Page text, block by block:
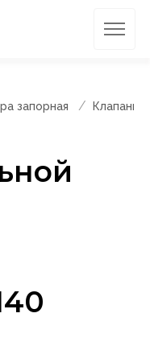
запорная Клапаны